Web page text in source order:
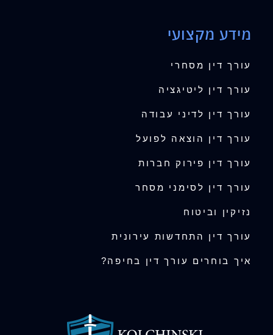
מידע מקצועי
עורך דין מסחרי
עורך דין ליטיגציה
עורך דין לדיני עבודה
עורך דין הוצאה לפועל
עורך דין פירוק חברות
עורך דין לסימני מסחר
נזיקין וביטוח
עורך דין התחדשות עירונית
איך בוחרים עורך דין בחיפה?